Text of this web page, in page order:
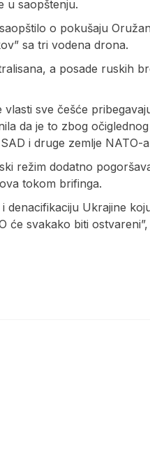
u saopštenju.
o pokušaju
sa tri vodena drona.
a posade ruskih
sve češće
da je to zbog očiglednog
i druge zemlje NATO-
režim dodatno
tokom brifinga.
denacifikaciju Ukrajine
će svakako biti